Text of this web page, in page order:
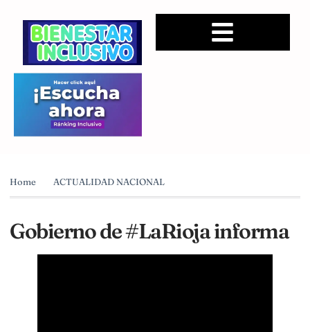
Home ACTUALIDAD NACIONAL
Gobierno de #LaRioja informa